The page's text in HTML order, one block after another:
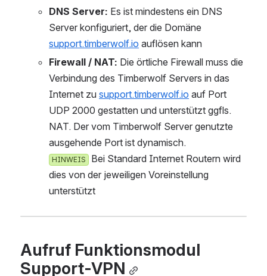
DNS Server: Es ist mindestens ein DNS
support.timberwolf.io auflösen kann
Firewall / NAT: Die örtliche Firewall muss die
Verbindung des Timberwolf Servers in das
Internet zu support.timberwolf.io auf Port
UDP 2000 gestatten und unterstützt ggfls.
NAT. Der vom Timberwolf Server genutzte
ausgehende Port ist dynamisch.
HINWEIS
ies von der jeweiligen Voreinstellung u
nterstützt
Aufruf Funktionsmodul
Support-VPN